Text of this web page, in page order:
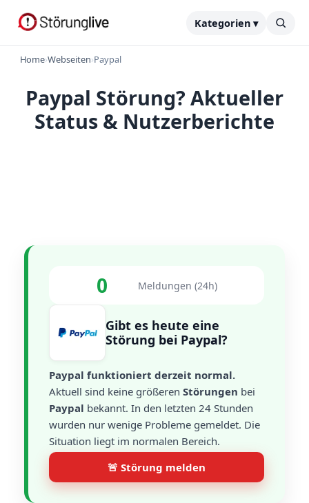
Kategorien ▾
Home›Webseiten›Paypal
Paypal Störung? Aktueller
Status & Nutzerberichte
0 Meldungen (24h)
Gibt es heute eine
Störung bei Paypal?
Paypal funktioniert derzeit normal.
Aktuell sind keine größeren Störungen bei
Paypal bekannt. In den letzten 24 Stunden
wurden nur wenige Probleme gemeldet. Die
Situation liegt im normalen Bereich.
🚨 Störung melden